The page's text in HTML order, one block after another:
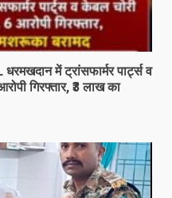
में ट्रांसफार्मर पार्ट्स व
गिरफ्तार, ₹3 लाख का